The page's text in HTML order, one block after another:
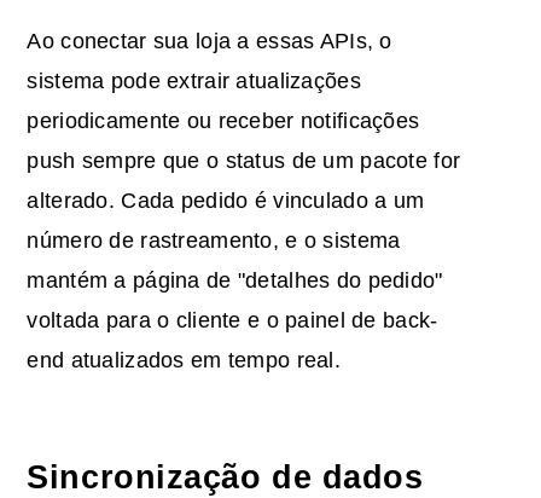
Ao conectar sua loja a essas APIs, o
sistema pode extrair atualizações
periodicamente ou receber notificações
push sempre que o status de um pacote for
alterado. Cada pedido é vinculado a um
número de rastreamento, e o sistema
mantém a página de "detalhes do pedido"
voltada para o cliente e o painel de back-
end atualizados em tempo real.
Sincronização de dados